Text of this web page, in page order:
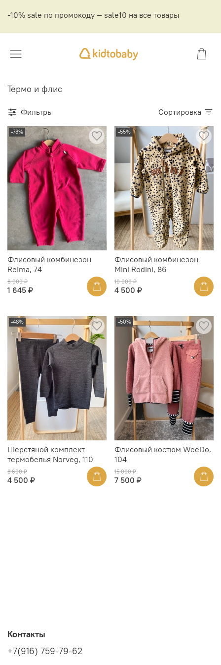
-10% sale по промокоду — sale10 на все товары
Термо и флис
Фильтры Сортировка
-73%
Флисовый комбинезон
Reima, 74
6 000 ₽
1 645 ₽
-55%
Флисовый комбинезон
Mini Rodini, 86
10 000 ₽
4 500 ₽
-48%
Шерстяной комплект
термобелья Norveg, 110
8 600 ₽
4 500 ₽
-50%
Флисовый костюм WeeDo,
104
15 000 ₽
7 500 ₽
Контакты
+7(916) 759-79-62